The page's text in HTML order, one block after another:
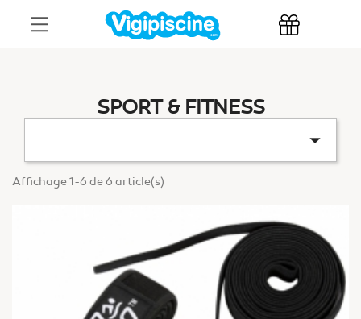
SPORT & FITNESS

Affichage 1-6 de 6 article(s)